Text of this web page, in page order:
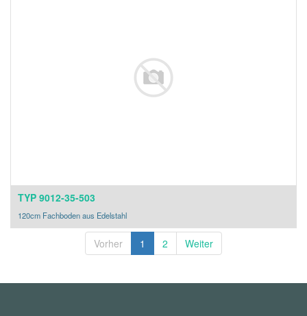
TYP 9012-35-503
120cm Fachboden aus Edelstahl
Vorher 1 2 Weiter